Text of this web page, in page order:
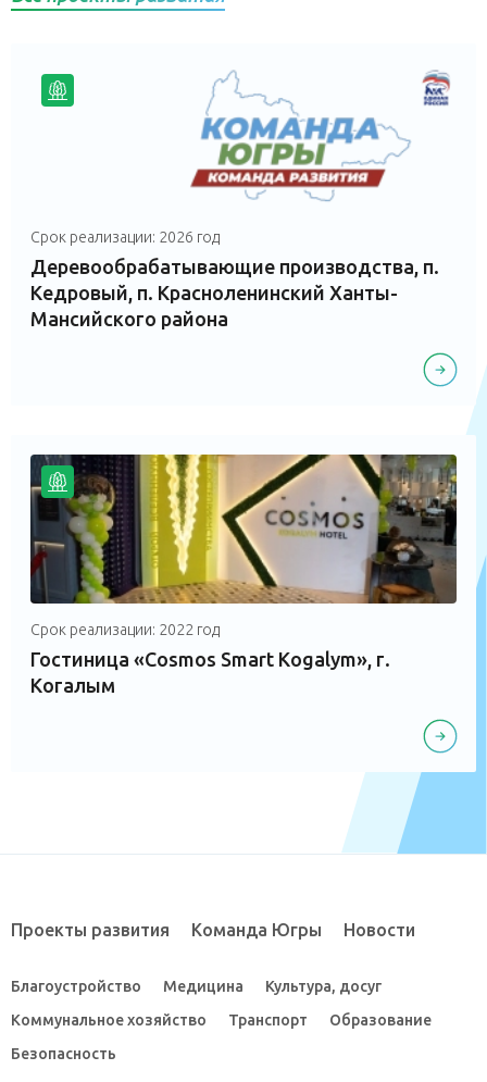
Срок реализации: 2026 год
Деревообрабатывающие производства, п.
Кедровый, п. Красноленинский Ханты-
Мансийского района
Срок реализации: 2022 год
Гостиница «Cosmos Smart Kogalym», г.
Когалым
Проекты развития Команда Югры Новости
Благоустройство Медицина
Культура, досуг
Коммунальное хозяйство
Транспорт
Образование
Безопасность